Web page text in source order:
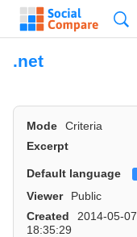
.net
Mode Criteria
Excerpt
Default language
Viewer
Public
Created
2014-05-07
18:35:29